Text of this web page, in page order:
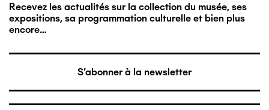
Recevez les actualités sur la collection du musée, ses
expositions, sa programmation culturelle et bien plus
encore…
S'abonner à la newsletter